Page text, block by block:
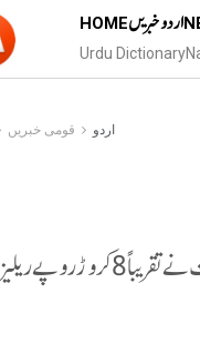
HOMEاردو خبریں
Urdu Dictionary
اردو قومی خبریں
تلنگانہ وقف بورڈ کی جانب سے جاری کردہ پریس نوٹ کے مطابق حکومت نے تقریباً 8 کروڑ روپے ریلیز